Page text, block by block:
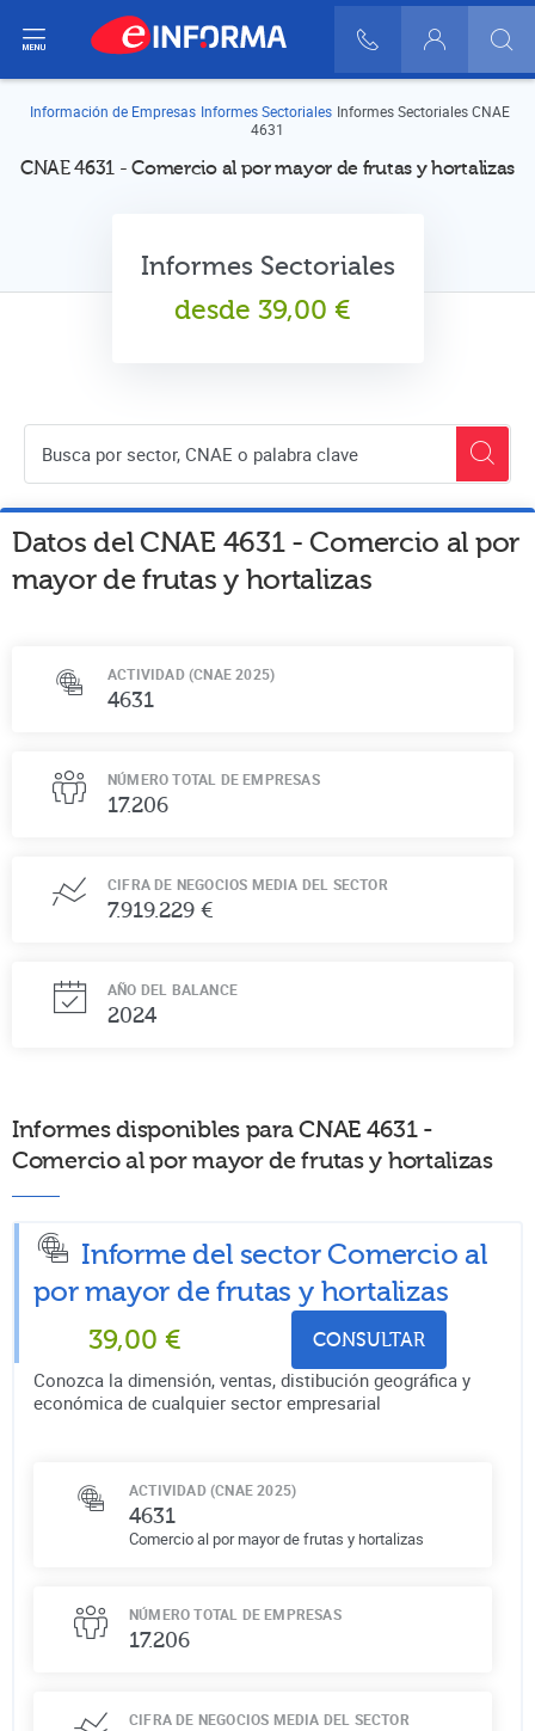
900 10 30 20
Login
Información de Empresas Informes Sectoriales Informes Sectoriales CNAE
4631
CNAE 4631 - Comercio al por mayor de frutas y hortalizas
Informes Sectoriales
desde 39,00 €
Datos del CNAE 4631-Comercio al por
mayor de frutas y hortalizas
ACTIVIDAD (CNAE 2025)
4631
NÚMERO TOTAL DE EMPRESAS
17.206
CIFRA DE NEGOCIOS MEDIA DEL SECTOR
7.919.229 €
AÑO DEL BALANCE
2024
Informes disponibles para CNAE 4631 -
Comercio al por mayor de frutas y hortalizas
Informe del sector Comercio al
por mayor de frutas y hortalizas
39,00 € CONSULTAR
Conozca la dimensión, ventas, distibución geográfica y
económica de cualquier sector empresarial
ACTIVIDAD (CNAE 2025)
4631
Comercio al por mayor de frutas y hortalizas
NÚMERO TOTAL DE EMPRESAS
17.206
CIFRA DE NEGOCIOS MEDIA DEL SECTOR